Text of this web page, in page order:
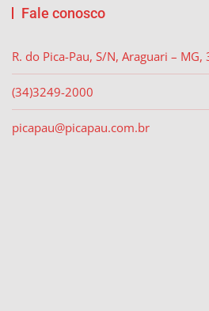
Fale conosco
R. do Pica-Pau, S/N, Araguari –
(34)3249-2000
picapau@picapau.com.br